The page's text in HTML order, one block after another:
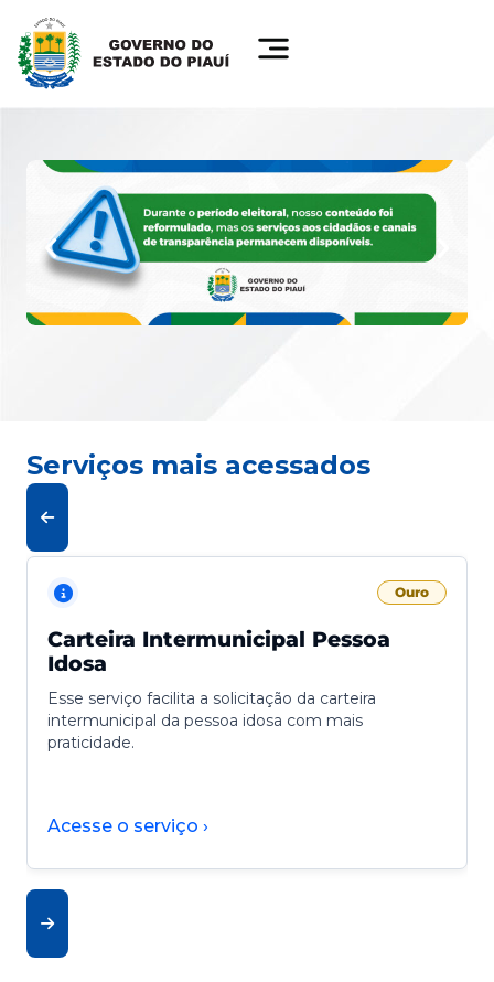
Serviços mais acessados
Ouro
Carteira Intermunicipal Pessoa
Idosa
Esse serviço facilita a solicitação da carteira
intermunicipal da pessoa idosa com mais
praticidade.
Acesse o serviço ›